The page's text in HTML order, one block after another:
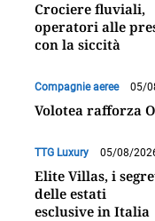
Crociere fluviali,
operatori alle
con la siccità
Compagnie aeree 05/
Volotea rafforza
TTG Luxury 05/08/
Elite Villas, i
delle estati
esclusive in Italia